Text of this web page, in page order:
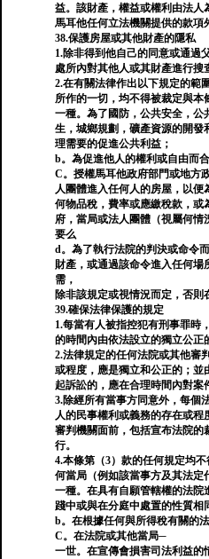
益。該財產，權益或權利由法人
馬耳他任何立法機關提供的款項
38.保護房屋或其他財產的隱私
1.除非得到他自己的同意或通過
處所內對其他人或其財產進行搜
2.在有關法律作出以下規定的範
所作的一切，均不得被裁定與本
一種。為了國防，公共安全，公
生，城鄉規劃，礦產資源的開發
理需要的促進公共利益；
b。為促進他人的權利或自由而
C。授權馬耳他政府部門或地方
人團體進入任何人的房屋，以
何物品稅，費率或應繳稅款，或
府，當局或法人團體（視屬何情
要么
d。為了執行法院的判決或命令
財產，或通過該命令進入任何場
需，
除非該規定或視情況而定，否則
39.確保法律保護的規定
1.每當有人被指控犯有刑事罪時
的時間內由依法設立的獨立公正
2.法律規定的任何法院或其他審
或程度，應是獨立和公正的；並
起訴訟的，應在合理時間內對案
3.除經所有當事方同意外，每個
人的民事權利或義務的存在或
審判機關面前，包括宣布法院的
行。
4.本條第（3）款的任何規定均
何當局（例如該當事方及其法
一種。在具有自願管轄權的法院
踐中或與在分庭中處置的性質相
b。在根據任何與所得稅有關的
C。在法院或其他當局─
一世。在宣傳會損害司法利益的